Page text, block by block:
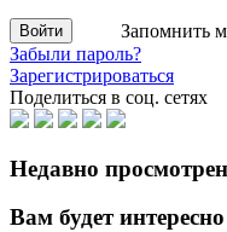
Запомнить
Забыли пароль?
Зарегистрироваться
Поделиться в соц. сетях
Недавно
Вам будет интересно